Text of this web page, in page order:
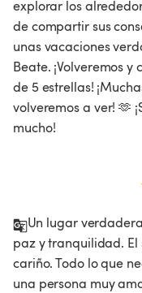
explorar los
de compartir sus
unas vacaciones
Beate. ¡Volveremos
de 5 estrellas!
volveremos a ver! 🫶
mucho!
Un lugar
paz y tranquilidad. El
cariño. Todo lo que
una persona muy